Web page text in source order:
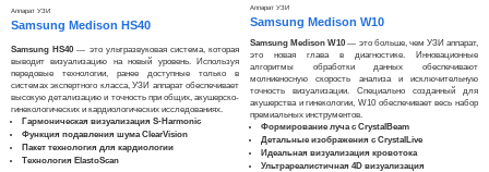
Аппарат УЗИ
Samsung Medison HS40
Samsung HS40 — это ультразвуковая система, которая
выводит визуализацию на новый уровень. Используя
передовые технологии, ранее доступные только в
системах экспертного класса, УЗИ аппарат обеспечивает
высокую детализацию и точность при общих, акушерско-
гинекологических и кардиологических исследованиях.​​
Гармоническая визуализация S-Harmonic
Функция подавления шума ClearVision
Пакет технология для кардиологии
Технология ElastoScan
Аппарат УЗИ
Samsung Medison W10
Samsung Medison W10 — это больше, чем УЗИ аппарат,
это новая глава в диагностике. Инновационные
алгоритмы обработки данных обеспечивают
молниеносную скорость анализа и исключительную
точность визуализации. Специально созданный для
акушерства и гинекологии, W10 обеспечивает весь набор
премиальных инструментов.
Формирование луча с CrystalBeam
Детальные изображения с CrystalLive
Идеальная визуализация кровотока
Ультрареалистичная 4D визуализация